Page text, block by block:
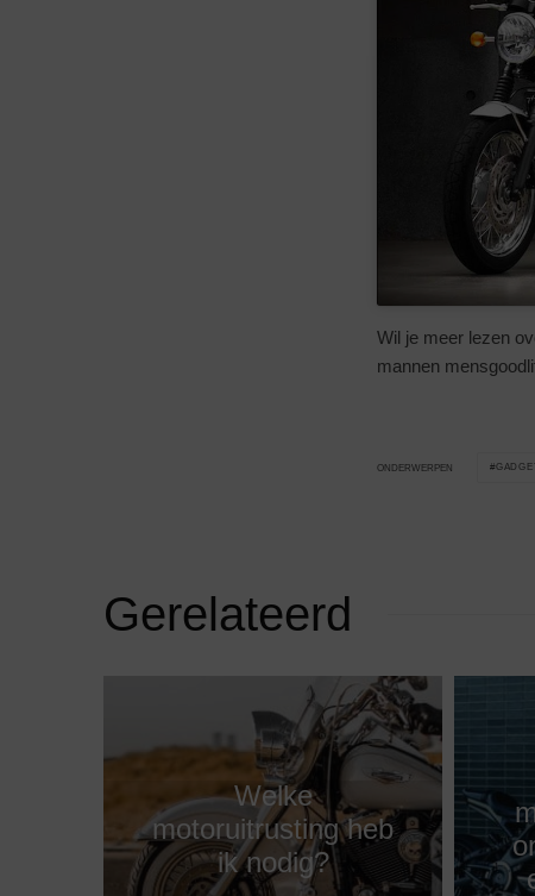
Wil je meer lezen
mannen
ONDERWERPEN
Gerelateerd
Welke
motoruitrusting heb
ik nodig?